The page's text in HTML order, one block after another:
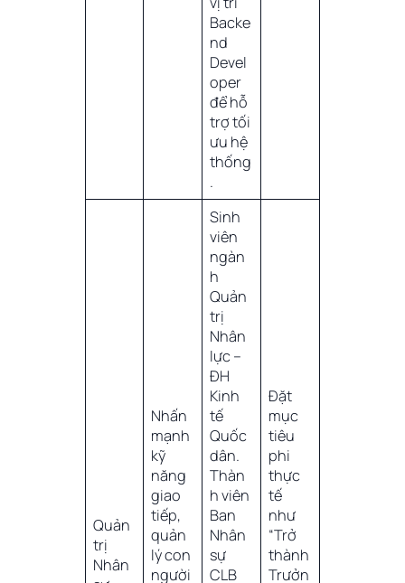
Backe
nd
Devel
oper
để hỗ
trợ tối
ưu hệ
thống
.
Quản
trị
Nhân
Nhấn
mạnh
kỹ
năng
giao
tiếp,
quản
lý con
người
Sinh
viên
ngàn
h
Quản
trị
Nhân
lực –
ĐH
Kinh
tế
Quốc
dân.
Thàn
h viên
Ban
Nhân
sự
CLB
Đặt
mục
tiêu
phi
thực
tế
như
“Trở
thành
Trưởn